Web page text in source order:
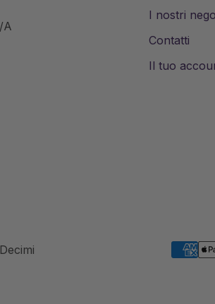
A
I nostri
Contatti
Il tuo